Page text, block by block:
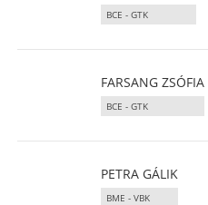
BCE - GTK
FARSANG ZSÓFIA
BCE - GTK
PETRA GÁLIK
BME - VBK